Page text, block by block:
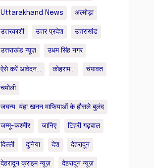
Uttarakhand News अल्मोड़ा
उत्तरकाशी उत्तर प्रदेश उत्तराखंड
उत्तराखंड न्यूज़ उधम सिंह नगर
ऐसे करें आवेदन... कोहराम... चंपावत
चमोली
जघन्य: यंहा खनन माफियाओं के हौसले बुलंद
जम्मू-कश्मीर जानिए टिहरी गढ़वाल
दिल्ली दुनिया देश देहरादून
देहरादून क्राइम न्यूज़ देहरादून न्यूज़